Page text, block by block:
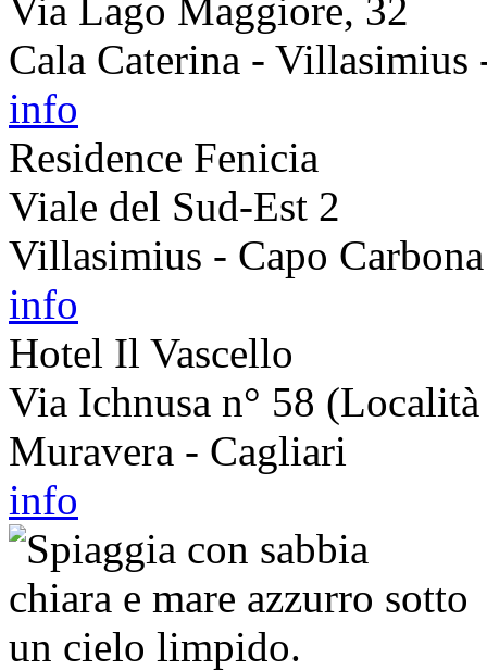
Via Lago Maggiore, 32
Cala Caterina - Villasimius
info
Residence Fenicia
Viale del Sud-Est 2
Villasimius - Capo
info
Hotel Il Vascello
Via Ichnusa n° 58
Muravera - Cagliari
info